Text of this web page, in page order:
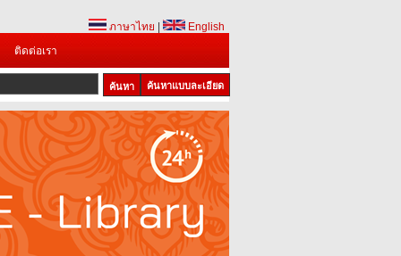
ภาษาไทย
English
ติดต่อเรา
ค้นหาแบบละเอียด